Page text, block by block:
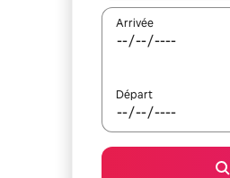
Arrivée
Départ